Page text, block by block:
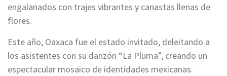
engalanados con trajes vibrantes y canastas llenas de
flores.
Este año, Oaxaca fue el estado invitado, deleitando a
los asistentes con su danzón “La Pluma”, creando un
espectacular mosaico de identidades mexicanas.